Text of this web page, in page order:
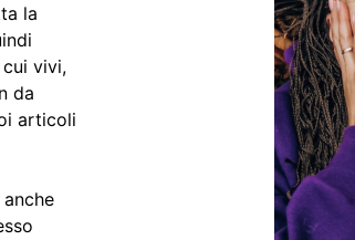
la
vivi,
da
articoli